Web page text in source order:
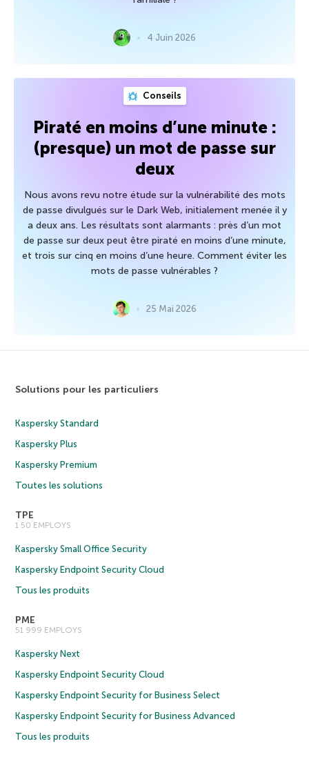
4 Juin 2026
Conseils
Piraté en moins d’une minute :
(presque) un mot de passe sur
deux
Nous avons revu notre étude sur la vulnérabilité des mots
de passe divulgués sur le Dark Web, initialement menée il y
a deux ans. Les résultats sont alarmants : près d’un mot
de passe sur deux peut être piraté en moins d’une minute,
et trois sur cinq en moins d’une heure. Comment éviter les
mots de passe vulnérables ?
25 Mai 2026
Solutions pour les particuliers
Kaspersky Standard
Kaspersky Plus
Kaspersky Premium
Toutes les solutions
TPE
1 50 EMPLOYS
Kaspersky Small Office Security
Kaspersky Endpoint Security Cloud
Tous les produits
PME
51 999 EMPLOYS
Kaspersky Next
Kaspersky Endpoint Security Cloud
Kaspersky Endpoint Security for Business Select
Kaspersky Endpoint Security for Business Advanced
Tous les produits